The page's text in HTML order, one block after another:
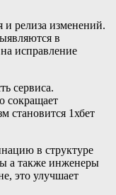
и релиза изменений.
в
исправление
сервиса.
сокращает
становится 1хбет
в структуре
а также инженеры
это улучшает